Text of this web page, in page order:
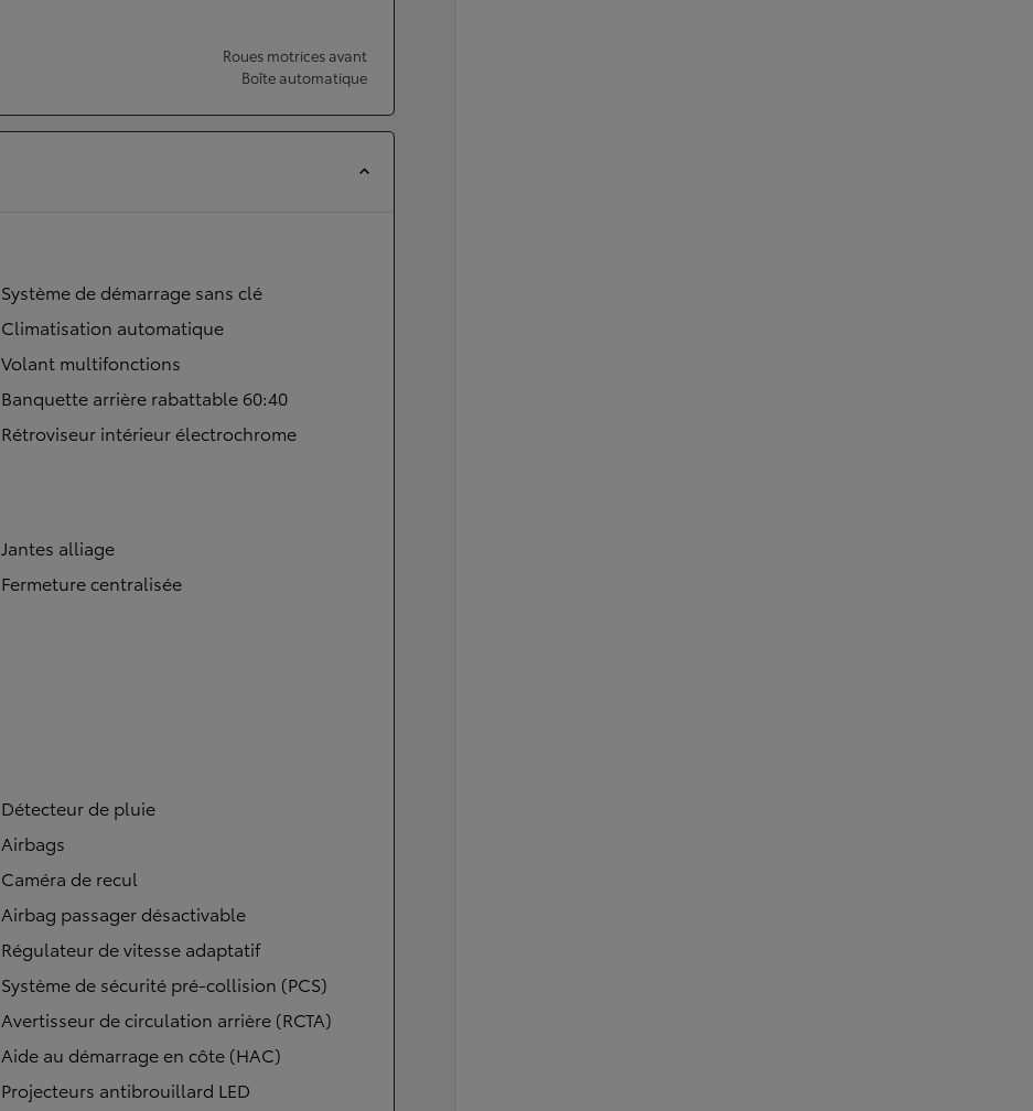
Roues motrices avant
Boîte automatique
Système de démarrage sans clé
Climatisation automatique
Volant multifonctions
Banquette arrière rabattable 60:40
Rétroviseur intérieur électrochrome
Jantes alliage
Fermeture centralisée
Détecteur de pluie
Airbags
Caméra de recul
Airbag passager désactivable
Régulateur de vitesse adaptatif
Système de sécurité pré-collision (PCS)
Avertisseur de circulation arrière (RCTA)
Aide au démarrage en côte (HAC)
Projecteurs antibrouillard LED